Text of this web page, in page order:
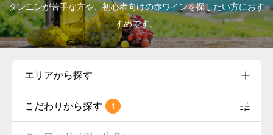
タンニンが苦手な方や、初心者向けの赤ワインを探したい方におす
すめです。
こだわりから探す 1